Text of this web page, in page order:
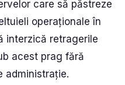
care să păstreze
operaționale în
interzică retragerile
acest prag fără
administrație.